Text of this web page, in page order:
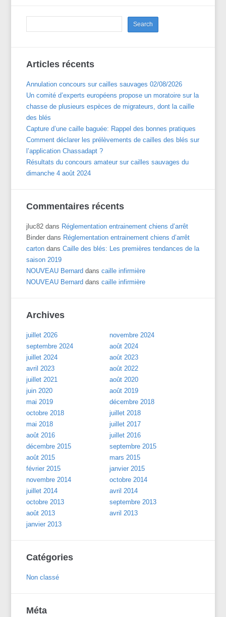
Articles récents
Annulation concours sur cailles sauvages 02/08/2026
Un comité d’experts européens propose un moratoire sur la
chasse de plusieurs espèces de migrateurs, dont la caille
des blés
Capture d’une caille baguée: Rappel des bonnes pratiques
Comment déclarer les prélèvements de cailles des blés sur
l’application Chassadapt ?
Résultats du concours amateur sur cailles sauvages du
dimanche 4 août 2024
Commentaires récents
jluc82 dans Réglementation entrainement chiens d’arrêt
Binder dans Réglementation entrainement chiens d’arrêt
carton dansCaille des blés: Les premières tendances de la
saison 2019
NOUVEAU Bernard danscaille infirmière
NOUVEAU Bernard danscaille infirmière
Archives
juillet 2026
novembre 2024
septembre 2024
août 2024
juillet 2024
août 2023
avril 2023
août 2022
juillet 2021
août 2020
juin 2020
août 2019
mai 2019
décembre 2018
octobre 2018
juillet 2018
mai 2018
juillet 2017
août 2016
juillet 2016
décembre 2015
septembre 2015
août 2015
mars 2015
février 2015
janvier 2015
novembre 2014
octobre 2014
juillet 2014
avril 2014
octobre 2013
septembre 2013
août 2013
avril 2013
janvier 2013
Catégories
Non classé
Méta